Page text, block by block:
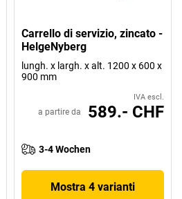
Carrello di servizio, zincato -
HelgeNyberg
lungh. x largh. x alt. 1200 x 600 x
900 mm
IVA escl.
a partire da 589.- CHF
3-4 Wochen
Mostra 4 varianti